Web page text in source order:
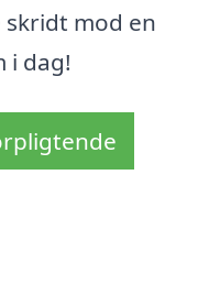
mod en
i dag!